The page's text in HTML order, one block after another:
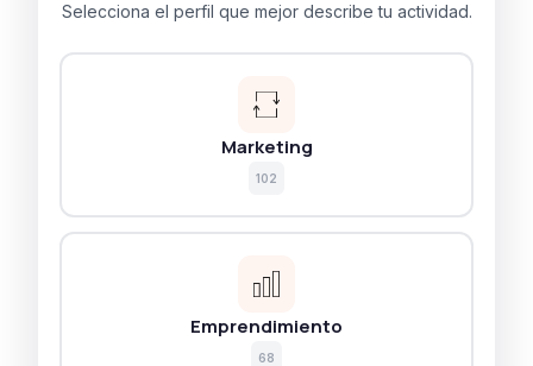
Selecciona el perfil que mejor describe tu actividad.
Marketing
102
Emprendimiento
68